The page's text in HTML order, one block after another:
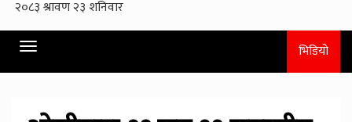
Toggle
navigation
भिडियो